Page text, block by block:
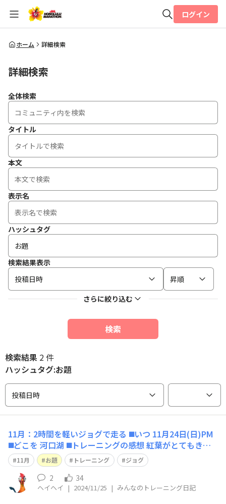
全体検索
ログイン
ホーム 詳細検索
詳細検索
全体検索
タイトル
本文
表示名
ハッシュタグ
検索結果表示
投稿日時
昇順
さらに絞り込む
検索
検索結果 2 件
ハッシュタグ:お題
投稿日時
11月：2時間を軽いジョグで走る ◼️いつ 11月24日(日)PM
◼️どこを 河口湖 ◼️トレーニングの感想 紅葉がとてもきれ
いでした。プチ遠出してよかった～ 練習始めて２か
月・・・19キロ走れました( ;∀;) 2時間以上かかりました
が、 ここまでよく頑張った。と褒めたい。笑 今、ちょっ
と
11月 お題 トレーニング ジョグ
2 34
ヘイヘイ | 2024/11/25 | みんなのトレーニング日記